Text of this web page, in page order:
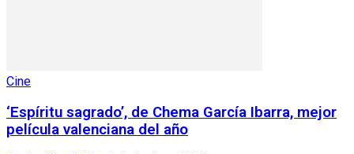
Cine
‘Espíritu sagrado’, de Chema García Ibarra, mejor
película valenciana del año